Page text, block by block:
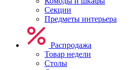
Секции
Предметы интерьера
Распродажа
Товар недели
Столы